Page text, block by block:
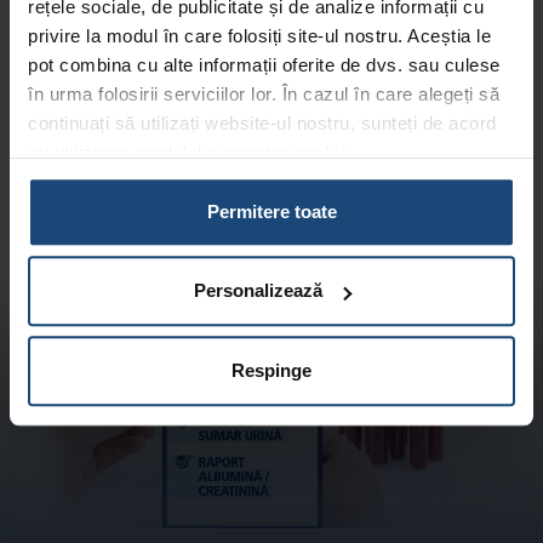
rețele sociale, de publicitate și de analize informații cu
privire la modul în care folosiți site-ul nostru. Aceștia le
pot combina cu alte informații oferite de dvs. sau culese
în urma folosirii serviciilor lor. În cazul în care alegeți să
continuați să utilizați website-ul nostru, sunteți de acord
Aflați mai multe despre cine suntem, cum ne puteți
contacta și cum procesăm datele personale în
noastră de confidențialitate.
Permitere toate
Personalizează
Respinge
Află mai multe